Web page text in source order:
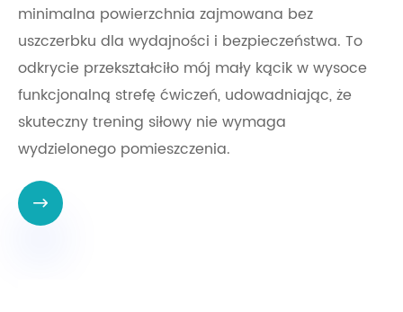
minimalna powierzchnia zajmowana bez
uszczerbku dla wydajności i bezpieczeństwa. To
odkrycie przekształciło mój mały kącik w wysoce
funkcjonalną strefę ćwiczeń, udowadniając, że
skuteczny trening siłowy nie wymaga
wydzielonego pomieszczenia.
